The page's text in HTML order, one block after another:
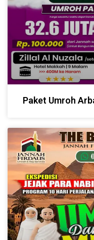
Paket Umroh